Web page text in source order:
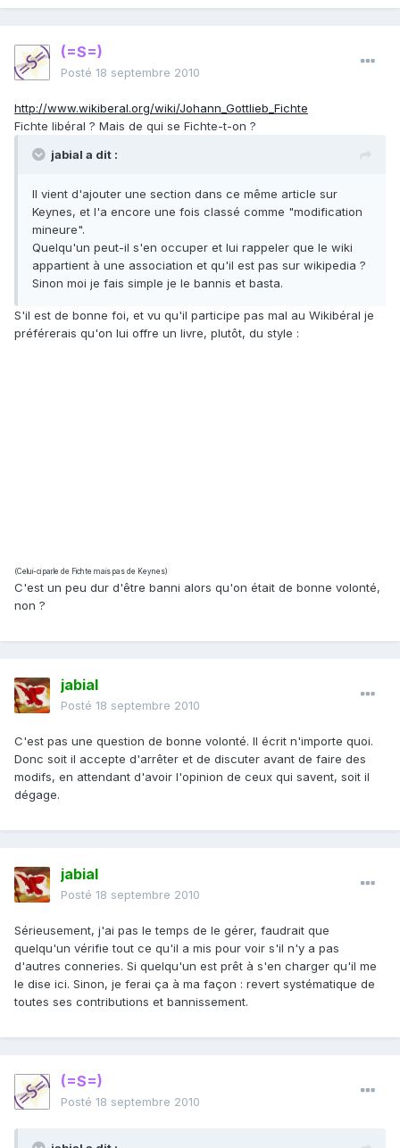
(=S=)
Posté 18 septembre 2010
http://www.wikiberal.org/wiki/Johann_Gottlieb_Fichte
Fichte libéral ? Mais de qui se Fichte-t-on ?
jabial a dit :
Il vient d'ajouter une section dans ce même article sur
Keynes, et l'a encore une fois classé comme "modification
mineure".
Quelqu'un peut-il s'en occuper et lui rappeler que le wiki
appartient à une association et qu'il est pas sur wikipedia ?
Sinon moi je fais simple je le bannis et basta.
S'il est de bonne foi, et vu qu'il participe pas mal au Wikibéral je
préférerais qu'on lui offre un livre, plutôt, du style :
(Celui-ci parle de Fichte mais pas de Keynes)
C'est un peu dur d'être banni alors qu'on était de bonne volonté,
non ?
jabial
Posté 18 septembre 2010
C'est pas une question de bonne volonté. Il écrit n'importe quoi.
Donc soit il accepte d'arrêter et de discuter avant de faire des
modifs, en attendant d'avoir l'opinion de ceux qui savent, soit il
dégage.
jabial
Posté 18 septembre 2010
Sérieusement, j'ai pas le temps de le gérer, faudrait que
quelqu'un vérifie tout ce qu'il a mis pour voir s'il n'y a pas
d'autres conneries. Si quelqu'un est prêt à s'en charger qu'il me
le dise ici. Sinon, je ferai ça à ma façon : revert systématique de
toutes ses contributions et bannissement.
(=S=)
Posté 18 septembre 2010